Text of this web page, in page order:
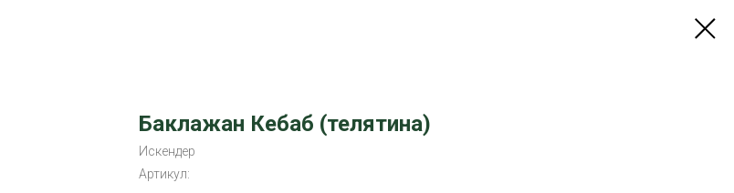
Баклажан Кебаб (телятина)
Искендер
Артикул: